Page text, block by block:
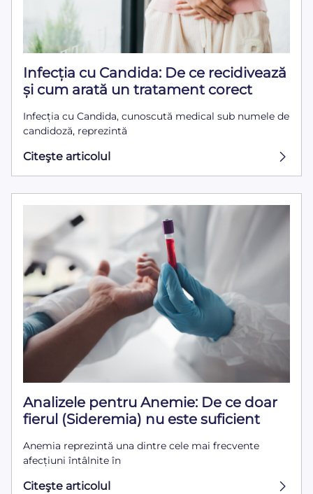
Infecția cu Candida: De ce recidivează
și cum arată un tratament corect
Infecția cu Candida, cunoscută medical sub numele de
candidoză, reprezintă
Citeşte articolul
Analizele pentru Anemie: De ce doar
fierul (Sideremia) nu este suficient
Anemia reprezintă una dintre cele mai frecvente
afecțiuni întâlnite în
Citeşte articolul